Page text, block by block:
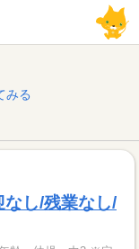
みる
なし/残業なし/